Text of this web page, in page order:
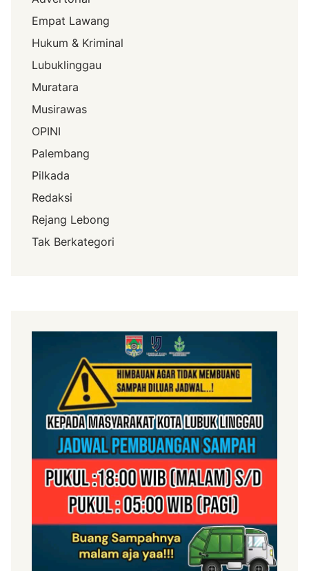
Empat Lawang
Hukum & Kriminal
Lubuklinggau
Muratara
Musirawas
OPINI
Palembang
Pilkada
Redaksi
Rejang Lebong
Tak Berkategori